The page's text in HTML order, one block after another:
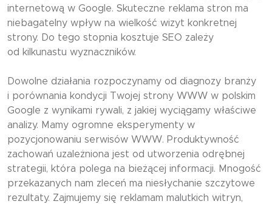
internetową w Google. Skuteczne reklama stron ma
niebagatelny wpływ na wielkość wizyt konkretnej
strony. Do tego stopnia kosztuje SEO zależy
od kilkunastu wyznaczników.
Dowolne działania rozpoczynamy od diagnozy branży
i porównania kondycji Twojej strony WWW w polskim
Google z wynikami rywali, z jakiej wyciągamy właściwe
analizy. Mamy ogromne eksperymenty w
pozycjonowaniu serwisów WWW. Produktywność
zachowań uzależniona jest od utworzenia odrębnej
strategii, która polega na bieżącej informacji. Mnogość
przekazanych nam zleceń ma niesłychanie szczytowe
rezultaty. Zajmujemy się reklamam malutkich witryn,